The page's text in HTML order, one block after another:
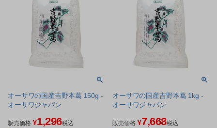
オーサワの国産吉野本葛 150g -
オーサワジャパン
販売価格 ¥1,296税込
オーサワの国産吉野本葛 1kg -
オーサワジャパン
販売価格 ¥7,668税込